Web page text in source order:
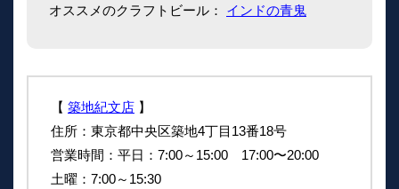
オススメのクラフトビール： インドの青鬼
【 築地紀文店 】
住所：東京都中央区築地4丁目13番18号
営業時間：平日：7:00～15:00 17:00〜20:00
土曜：7:00～15:30